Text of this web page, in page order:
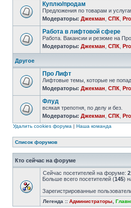
Куплю/продам
Предложения по товарам и
Модераторы: Джекман СПК
Работа в лифтовой сфере
Работа. Вакансии и резюме на
Модераторы: Джекман СПК
Другое
Про Лифт
Лифтовые темы, которые не
Модераторы: Джекман СПК
Флуд
всякая трепотня, по делу и без.
Модераторы: Джекман СПК
Удалить cookies форума | Наша команда
Список форумов
Кто сейчас на форуме
Сейчас посетителей на форуме: 2
Больше всего посетителей (145)
Зарегистрированные
Легенда :: Администраторы